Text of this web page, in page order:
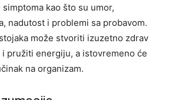
kao što su umor,
nadutost i problemi sa probavom.
može stvoriti izuzetno zdrav
pružiti energiju, a istovremeno će
na organizam.